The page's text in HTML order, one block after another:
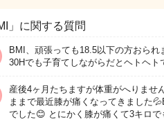
」に関する質問
BMI、頑張っても18.5以下の方おら
30Hでも子育てしながらだとヘトヘト
産後4ヶ月たちますが体重がへりませ
ままで最近膝が痛くなってきました
でした😊 とにかく膝が痛くて3キロ